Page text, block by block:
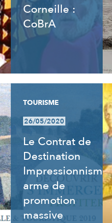
Corneille :
CoBrA
TOURISME
26/05/2020
Le Contrat de
Destination
Impressionnisme,
arme de
promotion
massive